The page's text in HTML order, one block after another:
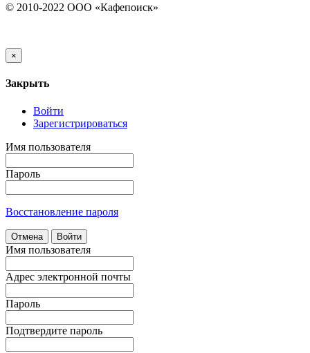
© 2010-2022 ООО «Кафепоиск»
×
Закрыть
Войти
Зарегистрироваться
Имя пользователя
Пароль
Восстановление пароля
Отмена Войти
Имя пользователя
Адрес электронной почты
Пароль
Подтвердите пароль